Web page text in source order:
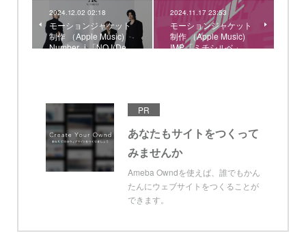
2024.12.02 02:18
モーションジャケット
制作 （Apple Music)
Number_i 「NO.I(De…
2024.11.17 23:53
モーションジャケット
制作 （Apple Music)
IMP.「ミチシルベ」
PR
あなたもサイトをつくって
みませんか
Ameba Owndを使えば、誰でもかん
たんにウェブサイトをつくることが
できます。